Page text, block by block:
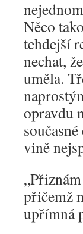
Něco
tehdejší
nechat,
uměla.
opravdu
vině
přičemž
upřímná